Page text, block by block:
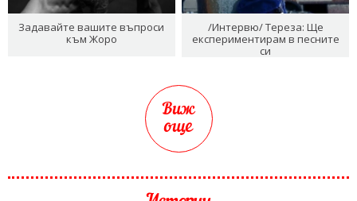
Задавайте вашите въпроси
към Жоро
/Интервю/ Тереза: Ще
експериментирам в песните
си
Виж
още